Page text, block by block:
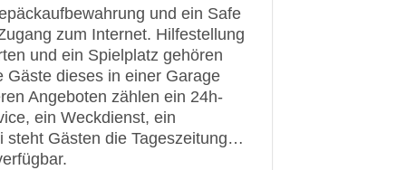
und ein Safe
zum Internet. Hilfestellung
und ein Spielplatz gehören
Gäste dieses in einer Garage
Angeboten zählen ein 24h-
ein Weckdienst, ein
Gästen die Tageszeitung